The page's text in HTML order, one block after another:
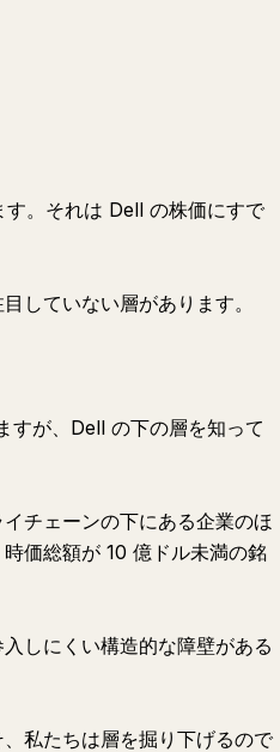
。それは Dell の株価にすで
していない層があります。
すが、Dell の下の層を知って
チェーンの下にある企業のほ
価総額が 10 億ドル未満の銘
しにくい構造的な障壁がある
私たちは層を掘り下げるので